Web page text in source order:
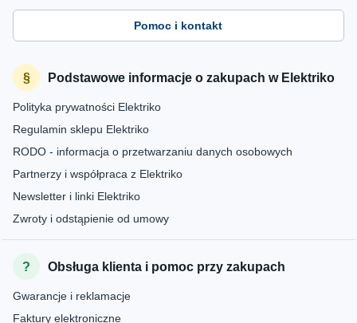
Pomoc i kontakt
Podstawowe informacje o zakupach w Elektriko
Polityka prywatności Elektriko
Regulamin sklepu Elektriko
RODO - informacja o przetwarzaniu danych osobowych
Partnerzy i współpraca z Elektriko
Newsletter i linki Elektriko
Zwroty i odstąpienie od umowy
Obsługa klienta i pomoc przy zakupach
Gwarancje i reklamacje
Faktury elektroniczne